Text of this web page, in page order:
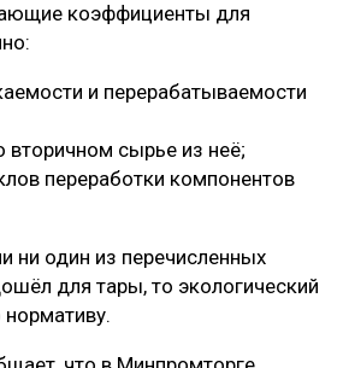
коэффициенты для
и перерабатываемости
вторичном сырье из неё;
переработки компонентов
ни один из перечисленных
для тары, то экологический
нормативу.